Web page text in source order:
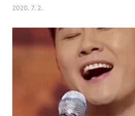
fancy your clothes are 저녁이면 벗게 되니
인생에 훈장이고 / Are a medal of my long,
건 / The wrinkles on my heart 버리지 못한
2020. 7. 2.